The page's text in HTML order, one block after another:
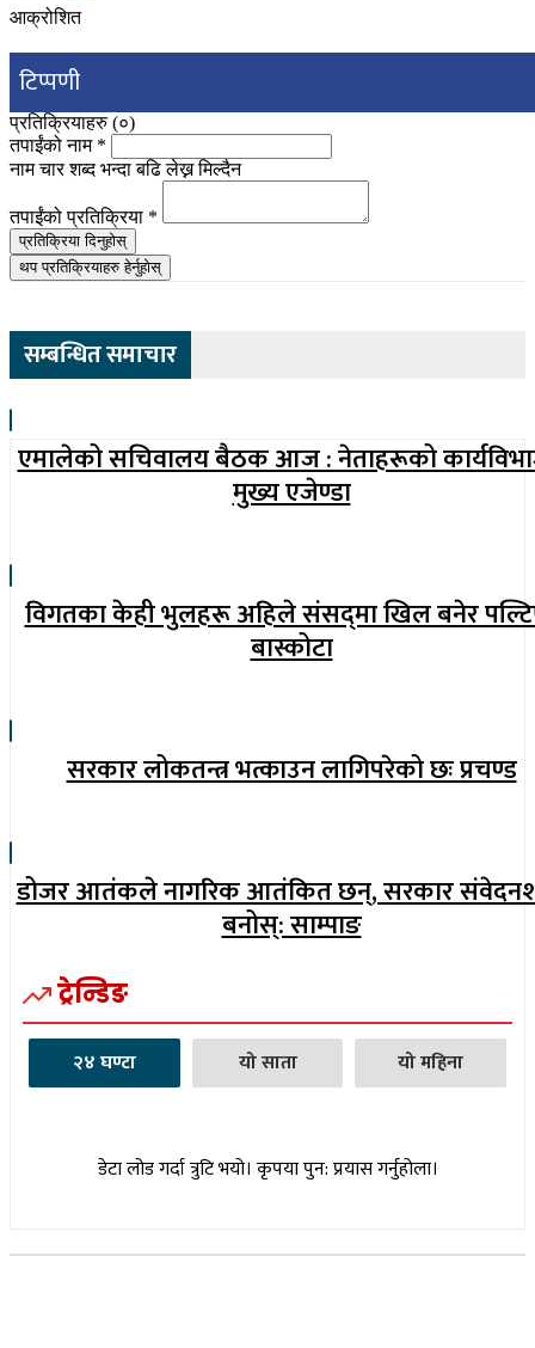
आक्रोशित
टिप्पणी
प्रतिक्रियाहरु (०)
तपाईंको नाम *
नाम चार शब्द भन्दा बढि लेख्न मिल्दैन
तपाईंको प्रतिक्रिया *
प्रतिक्रिया दिनुहोस्
थप प्रतिक्रियाहरु हेर्नुहोस्
सम्बन्धित समाचार
एमालेको सचिवालय बैठक आज : नेताहरूको
मुख्य एजेण्डा
विगतका केही भुलहरू अहिले संसद्‍मा खिल बनेर
बास्कोटा
सरकार लोकतन्त्र भत्काउन लागिपरेको छः प्रचण्ड
डोजर आतंकले नागरिक आतंकित छन्, सरकार
बनोस्: साम्पाङ
ट्रेन्डिङ
२४ घण्टा यो साता यो महिना
डेटा लोड गर्दा त्रुटि भयो। कृपया पुन: प्रयास गर्नुहोला।